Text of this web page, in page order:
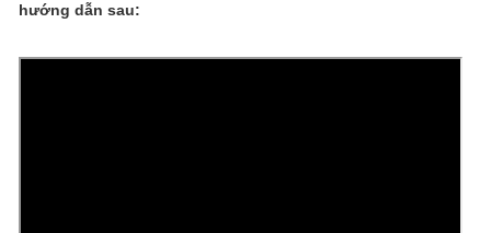
hướng dẫn sau: